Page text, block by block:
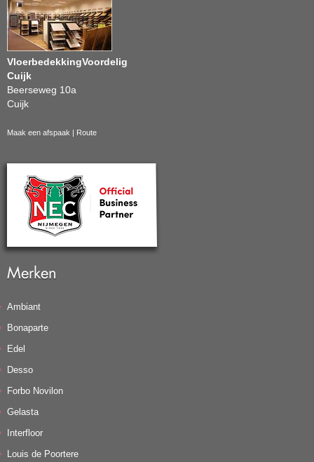
VloerbedekkingVoordelig
Cuijk
Beerseweg 10a
Cuijk
Maak een afspaak | Route
Merken
Ambiant
Bonaparte
Edel
Desso
Forbo Novilon
Gelasta
Interfloor
Louis de Poortere